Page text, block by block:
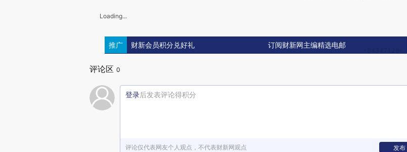
Loading...
推广 财新会员积分兑好礼 订阅财新网主编精选电邮
评论区 0
登录后发表评论得积分
评论仅代表网友个人观点，不代表财新网观点 发布